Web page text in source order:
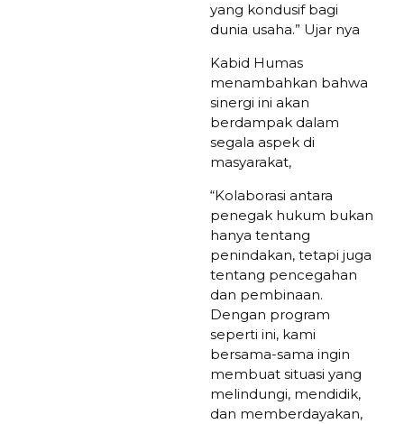
yang kondusif bagi
dunia usaha.” Ujar nya
Kabid Humas
menambahkan bahwa
sinergi ini akan
berdampak dalam
segala aspek di
masyarakat,
“Kolaborasi antara
penegak hukum bukan
hanya tentang
penindakan, tetapi juga
tentang pencegahan
dan pembinaan.
Dengan program
seperti ini, kami
bersama-sama ingin
membuat situasi yang
melindungi, mendidik,
dan memberdayakan,